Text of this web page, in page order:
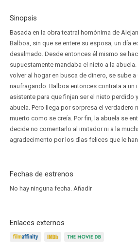
Sinopsis
Basada en la obra teatral homónima de
Balboa, sin que se entere su esposa, un día
desalmado. Desde entonces él mismo se
supuestamente mandaba el nieto a la
volver al hogar en busca de dinero, se sube
naufragando. Balboa entonces contrata a un
asistente para que finjan ser el nieto perdido
abuela. Pero llega por sorpresa el verdadero
muerto como se creía. Por fin, la abuela se
decide no comentarlo al imitador ni a la
agradecimento por los dìas felices que le
Fechas de estrenos
No hay ninguna fecha. Añadir
Enlaces externos